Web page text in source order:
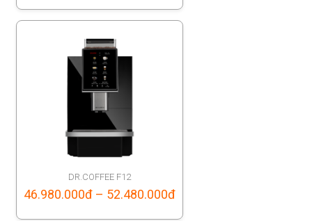
range:
48.780.000đ
DR.COFFEE F12
46.980.000đ – 52.480.000đPrice
range: